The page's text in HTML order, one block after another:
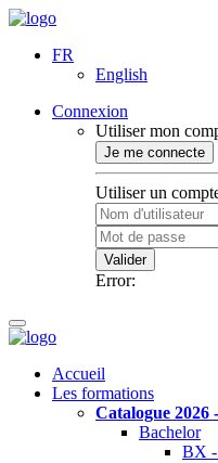
FR
English
Connexion
Utiliser mon
Je me connecte
Utiliser un
Valider
Error:
Accueil
Les formations
Catalogue 2026
Bachelor
BX -